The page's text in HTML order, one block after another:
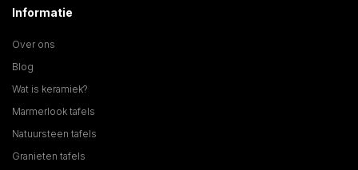
Informatie
Over ons
Blog
Wat is keramiek?
Marmerlook tafels
Natuursteen tafels
Granieten tafels